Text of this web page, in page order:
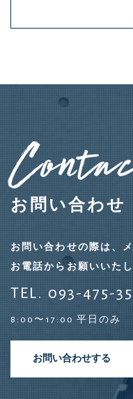
お問い合わせ
お問い合わせの際は、
お電話からお願いいたし
TEL. 093-475-
8:00〜17:00 平日のみ
お問い合わせする